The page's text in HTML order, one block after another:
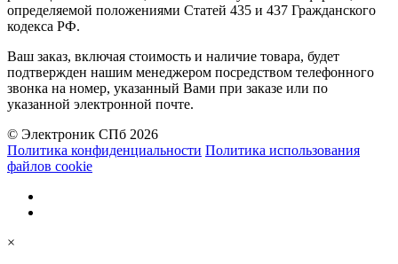
определяемой положениями Статей 435 и 437 Гражданского
кодекса РФ.
Ваш заказ, включая стоимость и наличие товара, будет
подтвержден нашим менеджером посредством телефонного
звонка на номер, указанный Вами при заказе или по
указанной электронной почте.
© Электроник СПб 2026
Политика конфиденциальности Политика использования
файлов cookie
×